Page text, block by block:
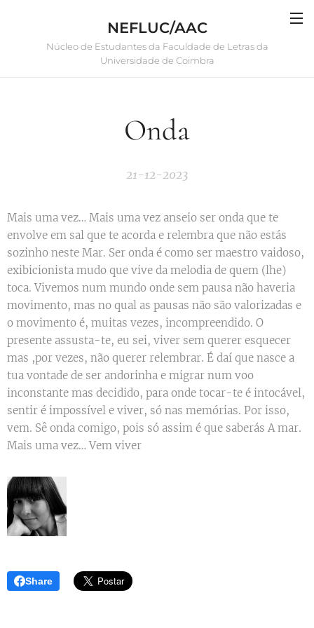
NEFLUC/AAC
Núcleo de Estudantes da Faculdade de Letras da
Universidade de Coimbra
Onda
21-12-2023
Mais uma vez… Mais uma vez anseio ser onda que te
envolve em sal que te acorda e relembra que não estás
sozinho neste Mar. Ser onda é como ser maestro vaidoso,
exibicionista mudo que vive da melodia de quem (lhe)
toca. Vivemos num mundo onde sem pausa não haveria
movimento, mas no qual as pausas não são valorizadas e
o movimento é, muitas vezes, incompreendido. O
presente assusta-te, eu sei, viver sem querer esquecer
mas ,por vezes, não querer relembrar. É daí que nasce a
tua vontade de ser andorinha e migrar num voo
inconstante mas decidido, para onde tocar-te é intocável,
sentir é impossível e viver, só nas memórias. Por isso,
vem. Sê onda comigo, pois só assim é que saberás A mar.
Mais uma vez… Vem viver
Share